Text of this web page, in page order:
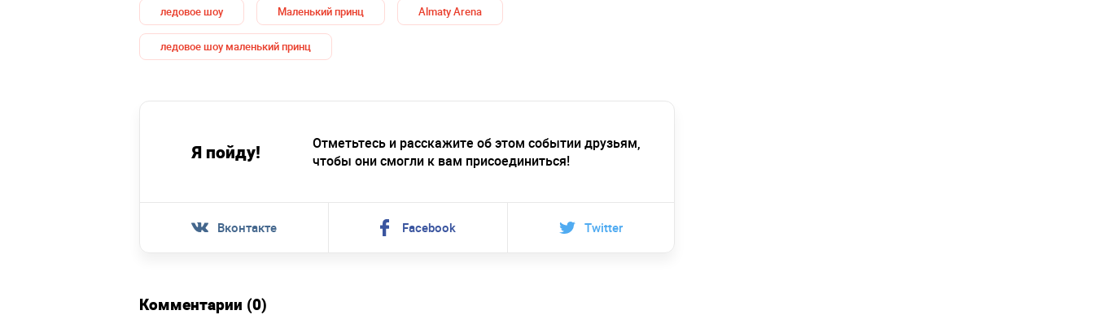
ледовое шоу Маленький принц Almaty Arena
ледовое шоу маленький принц
Я пойду!
Отметьтесь и расскажите об этом событии друзьям,
чтобы они смогли к вам присоединиться!
Вконтакте Facebook Twitter
Комментарии (0)